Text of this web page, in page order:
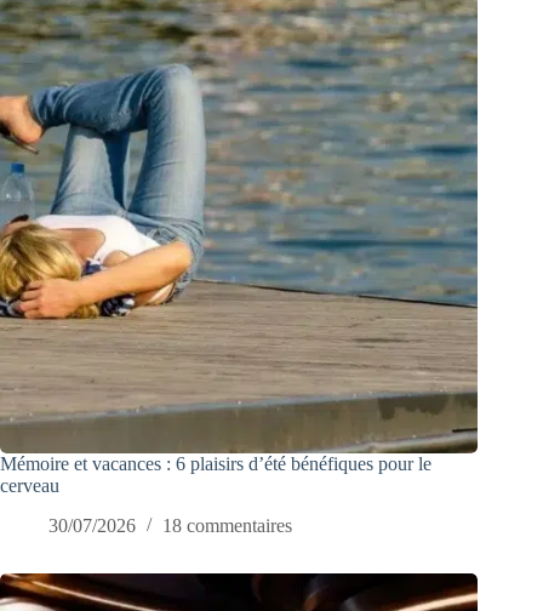
Mémoire et vacances : 6 plaisirs d’été bénéfiques pour le
cerveau
30/07/2026
18 commentaires